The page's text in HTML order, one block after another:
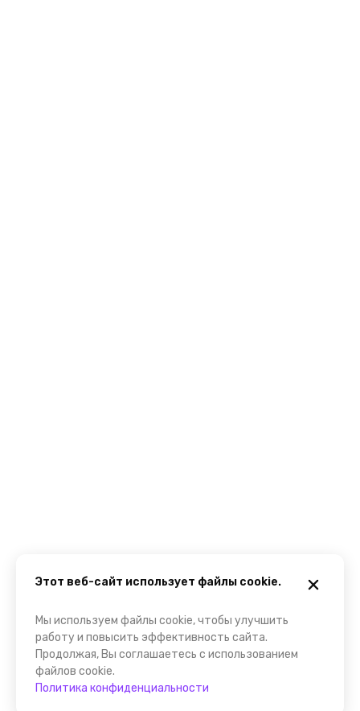
Этот веб-сайт использует файлы cookie.
Мы используем файлы cookie, чтобы улучшить
работу и повысить эффективность сайта.
Продолжая, Вы соглашаетесь с использованием
файлов cookie.
Политика конфиденциальности